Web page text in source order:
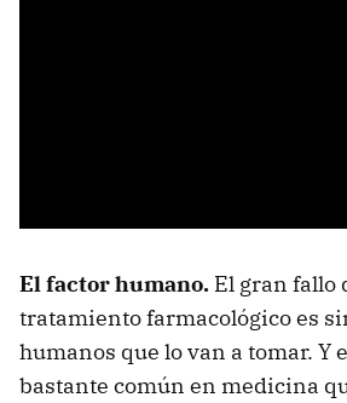
El factor humano. El gran fallo
tratamiento farmacológico es
humanos que lo van a tomar. Y
bastante común en medicina